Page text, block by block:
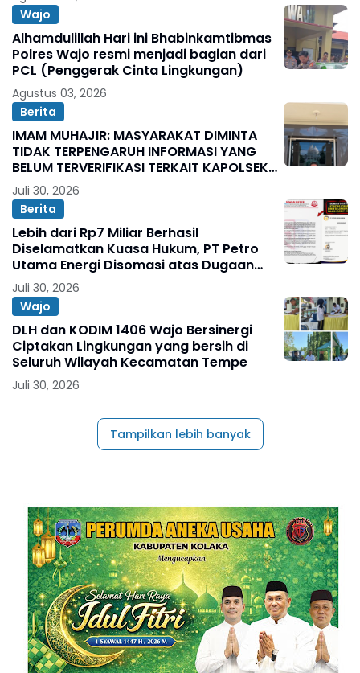
Wajo
Alhamdulillah Hari ini Bhabinkamtibmas
Polres Wajo resmi menjadi bagian dari
PCL (Penggerak Cinta Lingkungan)
Agustus 03, 2026
Berita
IMAM MUHAJIR: MASYARAKAT DIMINTA
TIDAK TERPENGARUH INFORMASI YANG
BELUM TERVERIFIKASI TERKAIT KAPOLSEK
BOLO
Juli 30, 2026
Berita
Lebih dari Rp7 Miliar Berhasil
Diselamatkan Kuasa Hukum, PT Petro
Utama Energi Disomasi atas Dugaan
Wanprestasi Pembayaran Success Fee
Juli 30, 2026
Wajo
DLH dan KODIM 1406 Wajo Bersinergi
Ciptakan Lingkungan yang bersih di
Seluruh Wilayah Kecamatan Tempe
Juli 30, 2026
Tampilkan lebih banyak